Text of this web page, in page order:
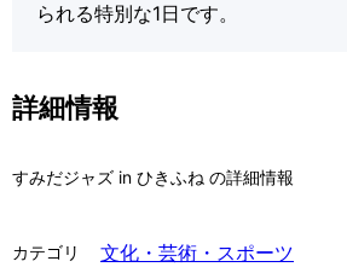
られる特別な1日です。
詳細情報
すみだジャズ in ひきふね の詳細情報
カテゴリ 文化・芸術・スポーツ